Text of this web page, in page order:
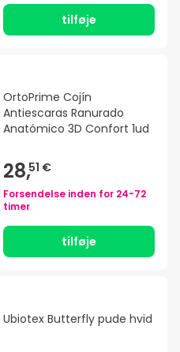
tilføje
OrtoPrime Cojín
Antiescaras Ranurado
Anatómico 3D Confort 1ud
28,51 €
Forsendelse inden for 24-72
timer
tilføje
Ubiotex Butterfly pude hvid